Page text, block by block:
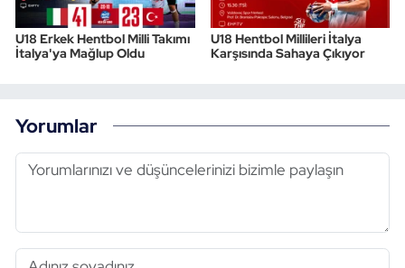
U18 Erkek Hentbol Milli Takımı
İtalya'ya Mağlup Oldu
U18 Hentbol Millileri İtalya
Karşısında Sahaya Çıkıyor
Yorumlar